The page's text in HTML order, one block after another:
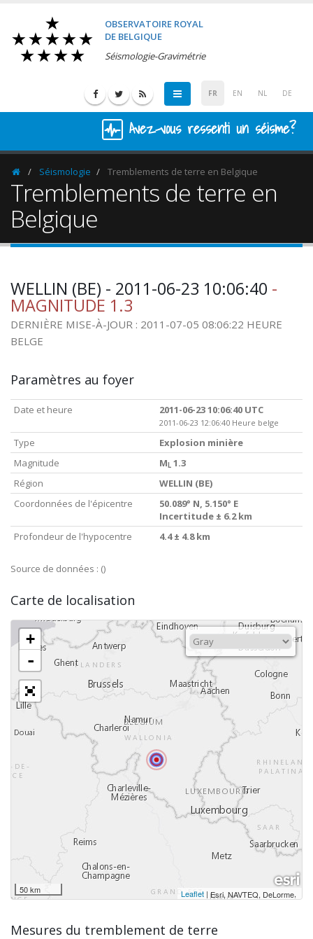
OBSERVATOIRE ROYAL
DE BELGIQUE
Séismologie-Gravimétrie
FR EN NL DE
Avez-vous ressenti un séisme?
HomepageSéismologie Tremblements de terre en Belgique
Tremblements de terre en
Belgique
WELLIN (BE) - 2011-06-23 10:06:40 -
MAGNITUDE 1.3
DERNIÈRE MISE-À-JOUR : 2011-07-05 08:06:22 HEURE
BELGE
Paramètres au foyer
Date et heure 2011-06-23 10:06:40 UTC
2011-06-23 12:06:40 Heure belge
Type
Explosion minière
Magnitude
M L 1.3
Région
WELLIN (BE)
Coordonnées de l'épicentre
50.089° N, 5.150° E
Incertitude ± 6.2 km
Profondeur de l'hypocentre
4.4 ± 4.8 km
Source de données : ()
Carte de localisation
+
-
50 km Leaflet | Esri, NAVTEQ, DeLorme,
Mesures du tremblement de terre